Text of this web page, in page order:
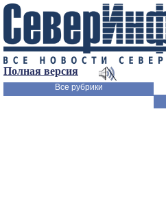
Полная версия
Все рубрики